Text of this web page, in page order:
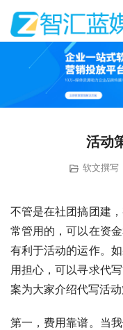
活动
软文撰写
不管是在社团搞团建
常管用的，可以在资
有利于活动的运作。
用担心，可以寻求代
案为大家介绍代写活动
第一，费用靠谱。当